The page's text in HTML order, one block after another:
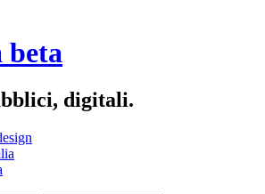
beta
digitali.